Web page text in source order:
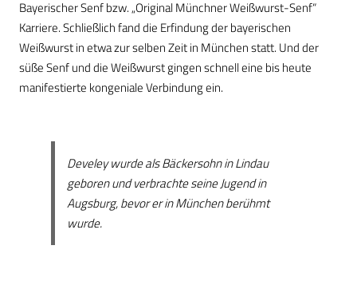
Bayerischer Senf bzw. „Original Münchner Weißwurst-Senf“
Karriere. Schließlich fand die Erfindung der bayerischen
Weißwurst in etwa zur selben Zeit in München statt. Und der
süße Senf und die Weißwurst gingen schnell eine bis heute
manifestierte kongeniale Verbindung ein.
Develey wurde als Bäckersohn in Lindau
geboren und verbrachte seine Jugend in
Augsburg, bevor er in München berühmt
wurde.